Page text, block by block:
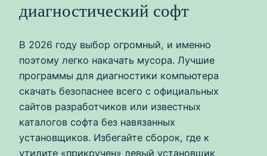
диагностический софт
В 2026 году выбор огромный, и именно
поэтому легко накачать мусора. Лучшие
программы для диагностики компьютера
скачать безопаснее всего с официальных
сайтов разработчиков или известных
каталогов софта без навязанных
установщиков. Избегайте сборок, где к
утилите «прикручен» левый установщик